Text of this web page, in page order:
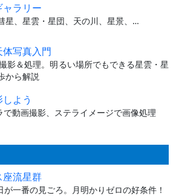
ラリー
星、星雲・星団、天の川、星景、…
写真入門
影＆処理。明るい場所でもできる星雲・星
から解説
よう
で動画撮影、ステライメージで画像処理
座流星群
一番の見ごろ。月明かりゼロの好条件！